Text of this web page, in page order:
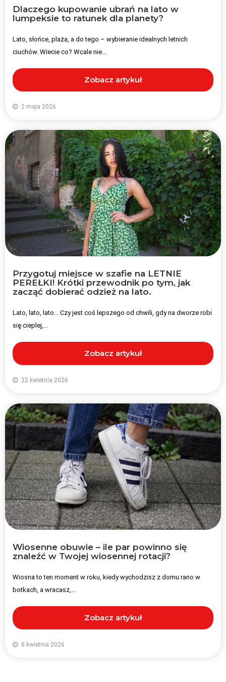
Dlaczego kupowanie ubrań na lato w
lumpeksie to ratunek dla planety?
Lato, słońce, plaża, a do tego – wybieranie idealnych letnich
ciuchów. Wiecie co? Wcale nie...
Zobacz artykuł
2 maja 2026
Przygotuj miejsce w szafie na LETNIE
PEREŁKI! Krótki przewodnik po tym, jak
zacząć dobierać odzież na lato.
Lato, lato, lato… Czy jest coś lepszego od chwili, gdy na dworze robi
się cieplej,...
Zobacz artykuł
22 kwietnia 2026
Wiosenne obuwie – ile par powinno się
znaleźć w Twojej wiosennej rotacji?
Wiosna to ten moment w roku, kiedy wychodzisz z domu rano w
botkach, a wracasz,...
Zobacz artykuł
8 kwietnia 2026